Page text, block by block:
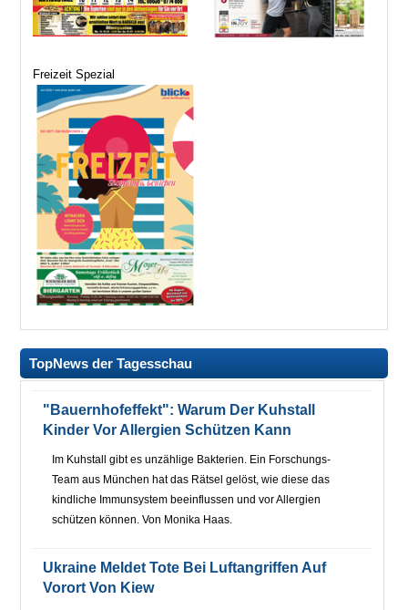
Freizeit Spezial
TopNews der Tagesschau
"Bauernhofeffekt": Warum Der Kuhstall
Kinder Vor Allergien Schützen Kann
Im Kuhstall gibt es unzählige Bakterien. Ein Forschungs-
Team aus München hat das Rätsel gelöst, wie diese das
kindliche Immunsystem beeinflussen und vor Allergien
schützen können. Von Monika Haas.
Ukraine Meldet Tote Bei Luftangriffen Auf
Vorort Von Kiew